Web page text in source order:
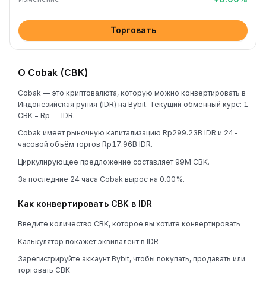
Торговать
О Cobak (CBK)
Cobak — это криптовалюта, которую можно конвертировать в
Индонезийская рупия (IDR) на Bybit. Текущий обменный курс: 1
CBK = Rp-- IDR.
Cobak имеет рыночную капитализацию Rp299.23B IDR и 24-
часовой объём торгов Rp17.96B IDR.
Циркулирующее предложение составляет 99M CBK.
За последние 24 часа Cobak вырос на 0.00%.
Как конвертировать CBK в IDR
Введите количество CBK, которое вы хотите конвертировать
Калькулятор покажет эквивалент в IDR
Зарегистрируйте аккаунт Bybit, чтобы покупать, продавать или
торговать CBK